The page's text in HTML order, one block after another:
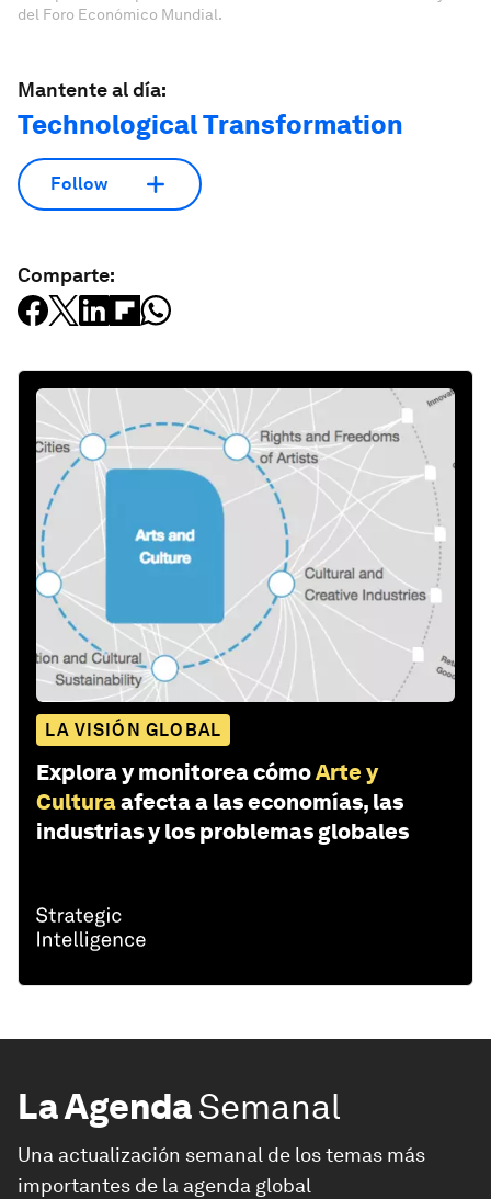
del Foro Económico Mundial.
Mantente al día:
Technological Transformation
Follow
Comparte:
LA VISIÓN GLOBAL
Explora y monitorea cómoArte y
Culturaafecta a las economías, las
industrias y los problemas globales
La AgendaSemanal
Una actualización semanal de los temas más
importantes de la agenda global